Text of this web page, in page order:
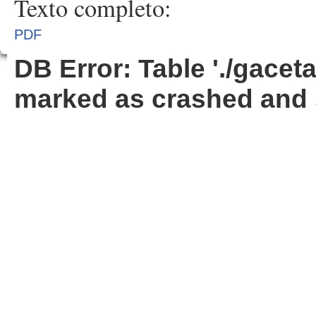
Texto completo:
PDF
DB Error: Table './
marked as crashed